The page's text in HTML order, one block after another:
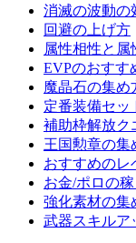
消滅の波動の
回避の上げ方
属性相性と属
EVPのおすす
魔晶石の集め
定番装備セッ
補助枠解放ク
王国勲章の集
おすすめのレ
お金/ポロの
強化素材の集
武器スキルア